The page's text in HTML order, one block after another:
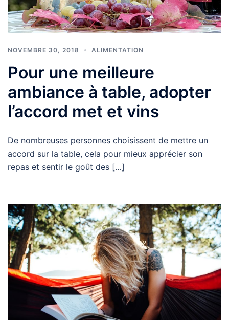
NOVEMBRE 30, 2018 ALIMENTATION
Pour une meilleure
ambiance à table, adopter
l’accord met et vins
De nombreuses personnes choisissent de mettre un
accord sur la table, cela pour mieux apprécier son
repas et sentir le goût des […]